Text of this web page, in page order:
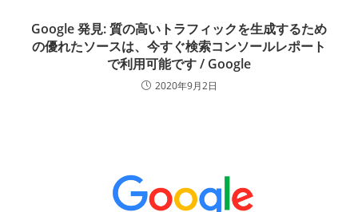
Google 発見: 質の高いトラフィックを生成するため
の優れたソースは、今すぐ検索コンソールレポート
で利用可能です / Google
2020年9月2日